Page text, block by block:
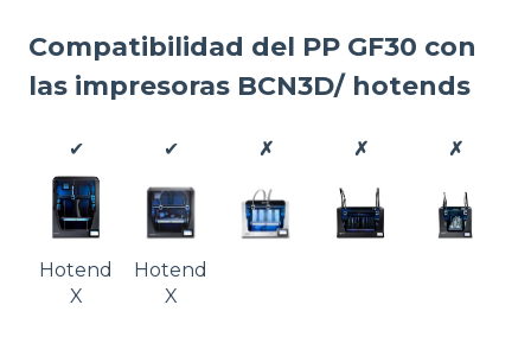
Compatibilidad del PP GF30 con
las impresoras BCN3D/ hotends
✔ ✔ ✗ ✗ ✗
Hotend
X
Hotend
X